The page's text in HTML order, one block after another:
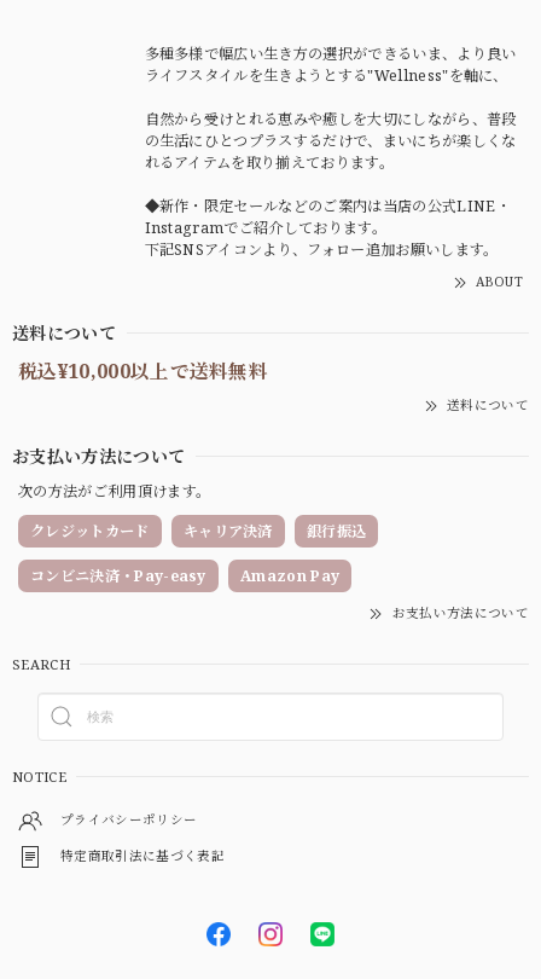
多種多様で幅広い生き方の選択ができるいま、より良い
ライフスタイルを生きようとする"Wellness"を軸に、
自然から受けとれる恵みや癒しを大切にしながら、普段
の生活にひとつプラスするだけで、まいにちが楽しくな
れるアイテムを取り揃えております。
◆新作・限定セールなどのご案内は当店の公式LINE・
Instagramでご紹介しております。
下記SNSアイコンより、フォロー追加お願いします。
ABOUT
送料について
税込¥10,000以上で送料無料
送料について
お支払い方法について
次の方法がご利用頂けます。
クレジットカード
キャリア決済 銀行振込
コンビニ決済・Pay-easy Amazon Pay
お支払い方法について
SEARCH
NOTICE
プライバシーポリシー
特定商取引法に基づく表記